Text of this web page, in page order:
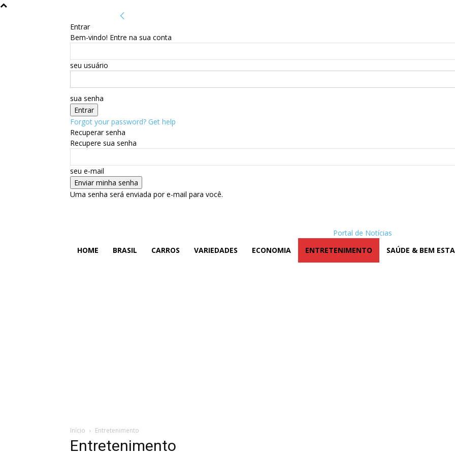
Entrar
Bem-vindo! Entre na sua conta
seu usuário
sua senha
Forgot your password? Get help
Recuperar senha
Recupere sua senha
seu e-mail
Uma senha será enviada por e-mail para você.
Portal de Notícias
HOME
BRASIL CARROS VARIEDADES ECONOMIA ENTRETENIMENTO SAÚDE & BEM
Início Entretenimento
Entretenimento